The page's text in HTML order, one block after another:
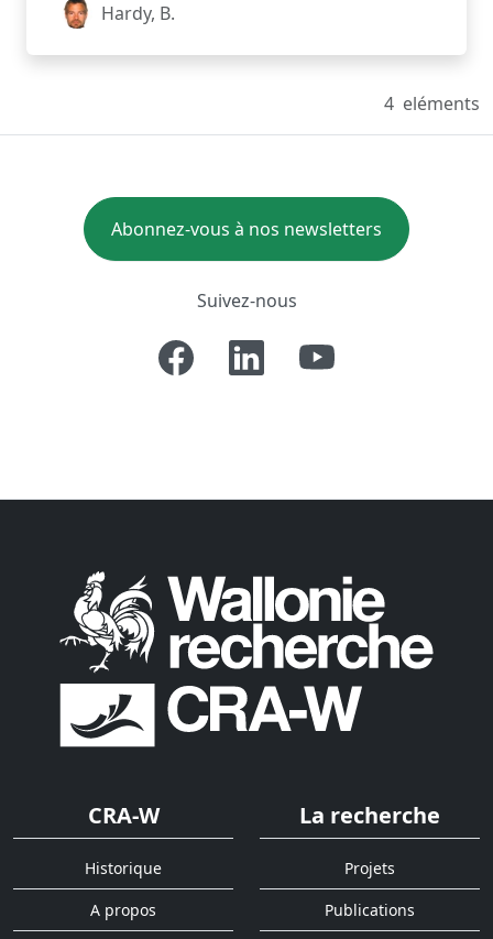
Hardy, B.
4 eléments
Abonnez-vous à nos newsletters
Suivez-nous
CRA-W
Historique
A propos
La recherche
Projets
Publications